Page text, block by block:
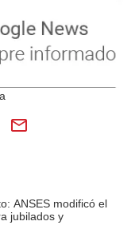
ANSES modificó el
jubilados y